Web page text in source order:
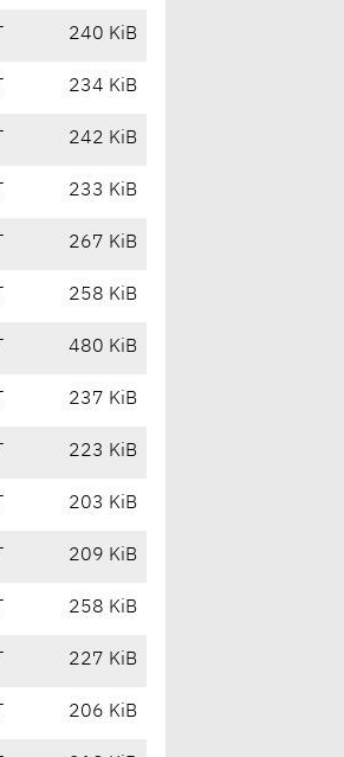
240 KiB
234 KiB
242 KiB
233 KiB
267 KiB
258 KiB
480 KiB
237 KiB
223 KiB
203 KiB
209 KiB
258 KiB
227 KiB
206 KiB